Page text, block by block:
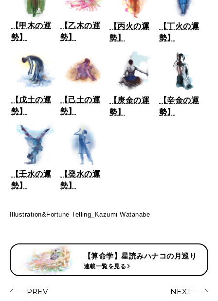
WORK&MONEY
いい人生って？
MAGAZINE
2026年9月号「北海道 おいしく遊ぶ、夏のご褒美旅。」
2026年8月号『お茶の時間です。』
2026年7月号「鎌倉 ローカルが 教えてくれた 本当の歩き方。」
2026年6月号「大銀座 トレンドが生まれる 新しい一流店へ。」
2026年3月号「スイーツ予想図 2026」
2026年2月号「良運を掴む 新・開運術。」
MAGAZINE
【甲木の運
勢】
【乙木の運
勢】
【丙火の運
勢】
【丁火の運
勢】
【戊土の運
勢】
【己土の運
勢】
【庚金の運
勢】
【辛金の運
勢】
【壬水の運
勢】
【癸水の運
勢】
Illustration&Fortune Telling_Kazumi Watanabe
【算命学】星読みハナコの月巡り
連載一覧を見る
PREV NEXT